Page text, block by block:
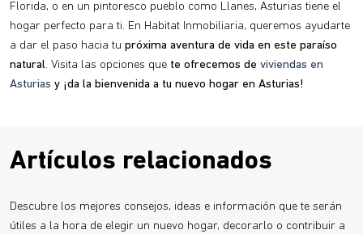
Florida, o en un pintoresco pueblo como Llanes, Asturias tiene el
hogar perfecto para ti. En Habitat Inmobiliaria, queremos ayudarte
a dar el paso hacia tu próxima aventura de vida en este paraíso
natural. Visita las opciones que te ofrecemos de viviendas en
Asturias y ¡da la bienvenida a tu nuevo hogar en Asturias!
Artículos relacionados
Descubre los mejores consejos, ideas e información que te serán
útiles a la hora de elegir un nuevo hogar, decorarlo o contribuir a